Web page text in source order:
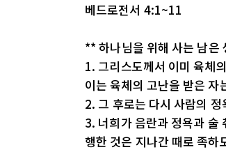
베드로전서 4:1~11
** 하나님을 위해 사는 남
1. 그리스도께서 이미 육체
이는 육체의 고난을 받은 자
2. 그 후로는 다시 사람의
3. 너희가 음란과 정욕과 술
행한 것은 지나간 때로 족하